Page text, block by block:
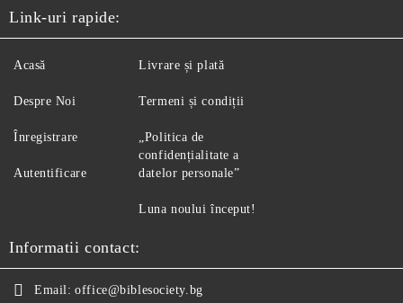
Link-uri rapide:
Acasă
Despre Noi
Înregistrare
Autentificare
Livrare și plată
Termeni și condiții
„Politica de
confidențialitate a
datelor personale”
Luna noului început!
Informatii contact:
Email: office@biblesociety.bg